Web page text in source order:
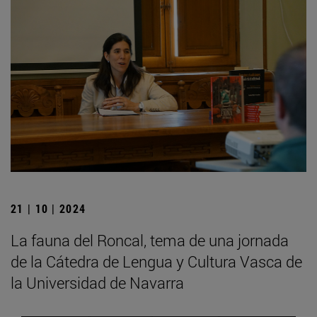
21 | 10 | 2024
La fauna del Roncal, tema de una jornada
de la Cátedra de Lengua y Cultura Vasca de
la Universidad de Navarra